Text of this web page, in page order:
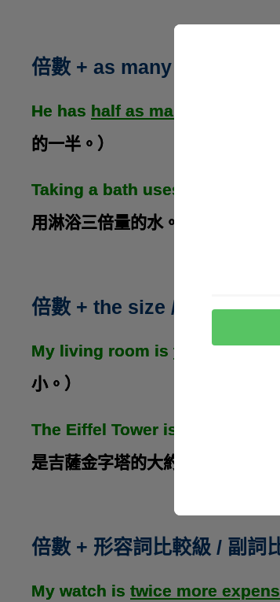
倍數 + as many 可數名詞 /
He has half as many jerseys as
的一半。）
Taking a bath uses three
用淋浴三倍量的水。）
倍數 + the size / weight /
My living room is three times
小。）
The Eiffel Tower is about
是吉薩金字塔的大約兩倍高度。）
倍數 + 形容詞比較級 / 副詞
My watch is twice more